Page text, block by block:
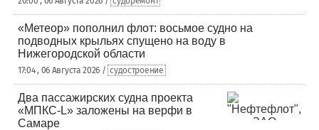
«Метеор» пополнил флот: восьмое судно на
подводных крыльях спущено на воду в
Нижегородской области
17:04 , 06 Августа 2026 / судостроение
Два пассажирских судна проекта
«МПКС-L» заложены на верфи в
Самаре